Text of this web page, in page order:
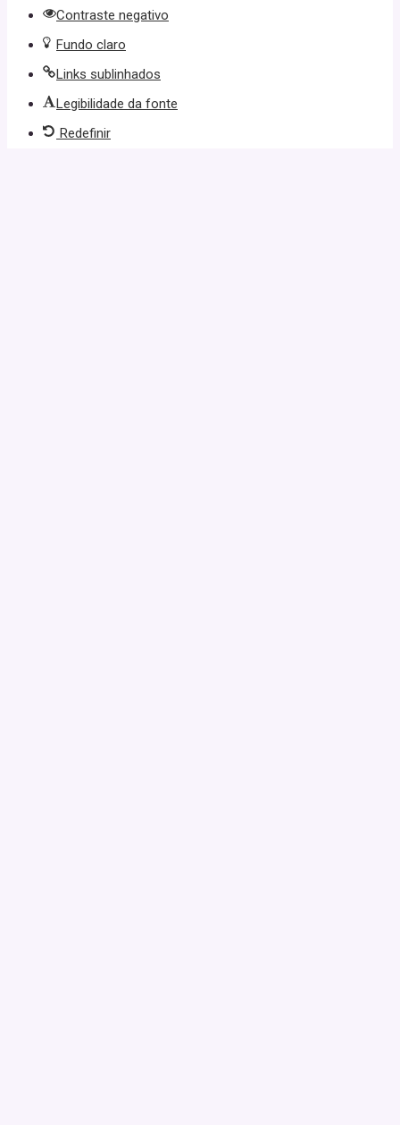
Contraste negativo
Fundo claro
Links sublinhados
Legibilidade da fonte
Redefinir